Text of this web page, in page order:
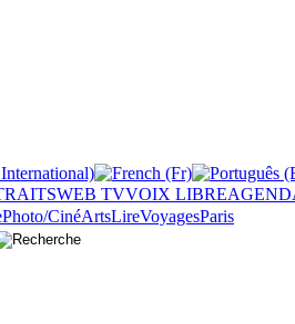
WEB TVVOIX LIBRE
Photo/CinéArtsLireVoyagesParis